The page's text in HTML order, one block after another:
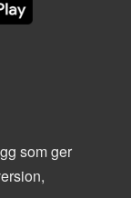
som ger